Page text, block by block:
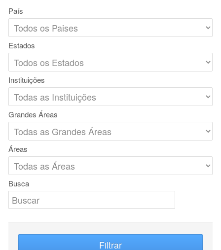
País
Estados
Instituições
Grandes Áreas
Áreas
Busca
Filtrar